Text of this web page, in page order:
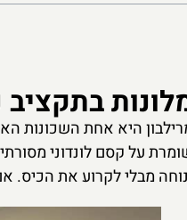
בתקציב
היא אחת השכונות
על קסם לונדוני
מבלי לקרוע את הכיס.